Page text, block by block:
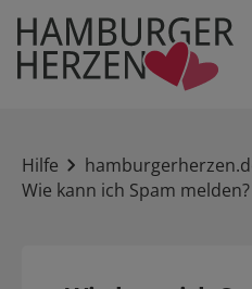
Hilfe
Wie kann ich Spam melden?